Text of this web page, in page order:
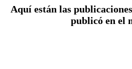
Aquí están las
publicó en el